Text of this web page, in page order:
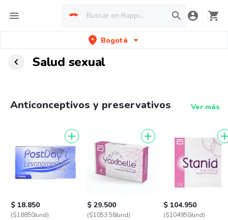
Bogotá
Salud sexual
Anticonceptivos y preservativos Ver más
$ 18.850
($18850/und)
$ 29.500
($1053.58/und)
$ 104.950
($104950/und)